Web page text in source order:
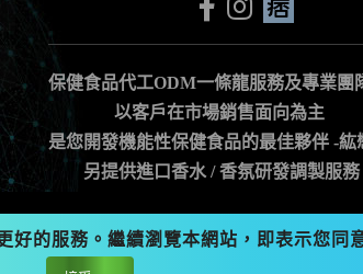
保健食品代工ODM一條龍服務及專業團
以客戶在市場銷售面向為主
是您開發機能性保健食品的最佳夥伴 -紘
另提供進口香水 / 香氛研發調製服務
好的服務。繼續瀏覽本網站，即表示您同